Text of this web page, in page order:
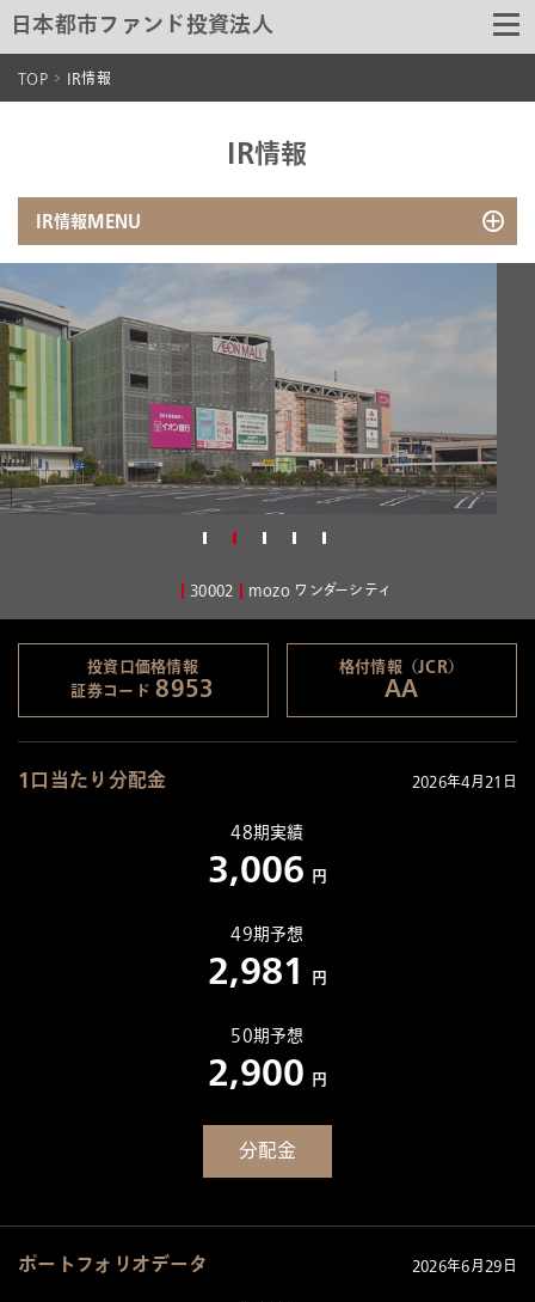
日本都市ファンド投資法人
TOP IR情報
IR情報
IR情報MENU
IR・PRニュース
決算発表・動画
IRライブラリ
IRライブラリ一覧
臨時報告書関連書類
有価証券届出書関連書類
発行登録書関連書類 （投資証券）
不動産投資信託証券の発行者 等の運用体制等に関する報告
書
規約
分配金について
財務状況
財務ハイライト
借入金・投資法人債の状況
格付情報
投資口及び主な投資主に関する情報
名義書換について
投資主・投資法人債権者の権利
IRスケジュール
投資家向けイベント・メディア掲載
JMF初心者のためのウェブサイトマップ
mozo ワンダーシティ
投資口価格情報
証券コード8953
格付情報（JCR）
AA
1口当たり分配金 2026年4月21日
48期実績
3,006 円
49期予想
2,981 円
50期予想
2,900 円
分配金
ポートフォリオデータ 2026年6月29日